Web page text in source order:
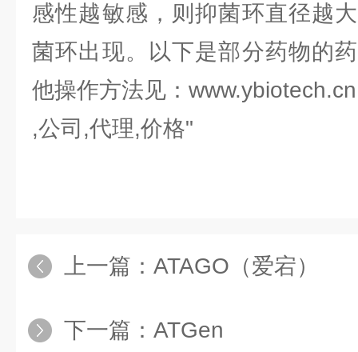
感性越敏感，则抑菌环直径越
菌环出现。以下是部分药物的
他操作方法见：www.ybiotech.cn
,公司,代理,价格"
上一篇： ATAGO（爱宕）
下一篇： ATGen